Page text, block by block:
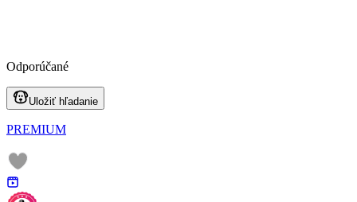
Odporúčané
Uložiť hľadanie
PREMIUM